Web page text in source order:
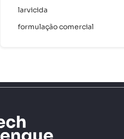
larvicida
formulação comercial